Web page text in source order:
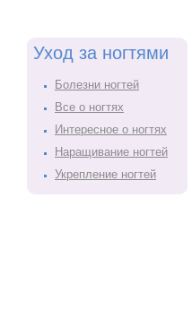
Уход за ногтями
Болезни ногтей
Все о ногтях
Интересное о ногтях
Наращивание ногтей
Укрепление ногтей